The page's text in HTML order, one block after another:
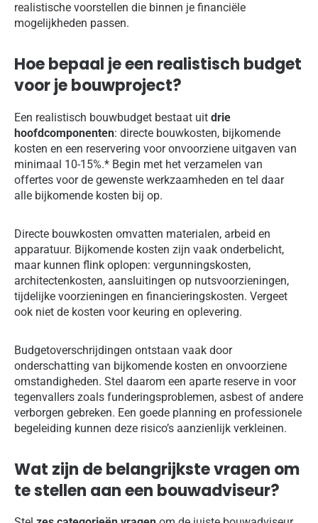
realistische voorstellen die binnen je financiële
mogelijkheden passen.
Hoe bepaal je een realistisch budget
voor je bouwproject?
Een realistisch bouwbudget bestaat uit drie
hoofdcomponenten: directe bouwkosten, bijkomende
kosten en een reservering voor onvoorziene uitgaven van
minimaal 10-15%.* Begin met het verzamelen van
offertes voor de gewenste werkzaamheden en tel daar
alle bijkomende kosten bij op.
Directe bouwkosten omvatten materialen, arbeid en
apparatuur. Bijkomende kosten zijn vaak onderbelicht,
maar kunnen flink oplopen: vergunningskosten,
architectenkosten, aansluitingen op nutsvoorzieningen,
tijdelijke voorzieningen en financieringskosten. Vergeet
ook niet de kosten voor keuring en oplevering.
Budgetoverschrijdingen ontstaan vaak door
onderschatting van bijkomende kosten en onvoorziene
omstandigheden. Stel daarom een aparte reserve in voor
tegenvallers zoals funderingsproblemen, asbest of andere
verborgen gebreken. Een goede planning en professionele
begeleiding kunnen deze risico’s aanzienlijk verkleinen.
Wat zijn de belangrijkste vragen om
te stellen aan een bouwadviseur?